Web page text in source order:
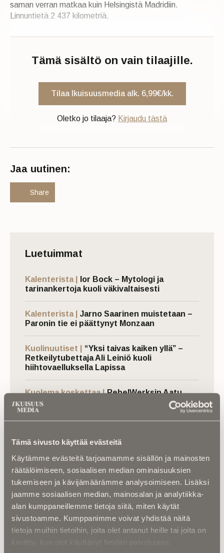
Tämä sivusto käyttää evästeitä
Käytämme evästeitä tarjoamamme sisällön ja mainosten
räätälöimiseen, sosiaalisen median ominaisuuksien
tukemiseen ja kävijämäärämme analysoimiseen. Lisäksi
jaamme sosiaalisen median, mainosalan ja analytiikka-
alan kumppaneillemme tietoja siitä, miten käytät
sivustoamme. Kumppanimme voivat yhdistää näitä
tietoja muihin tietoihin, joita olet antanut heille tai joita on
saman verran matkaa kuin Helsingistä Madridiin.
Linnuntietä 2 437 kilometriä.
Tämä sisältö on vain tilaajille.
Tilaa Ikuisuusmedia alk. 6,99€/kk.
Oletko jo tilaaja? Kirjaudu tästä
Jaa uutinen:
Share
Luetuimmat
Kalenterista |
Ior Bock – Mytologi ja
tarinankertoja kuoli väkivaltaisesti
Kalenterista |
Jarno Saarinen muistetaan –
Paronin tie ei päättynyt Monzaan
Kuolinuutiset |
“Yksi taivas kaiken yllä” –
Retkeilytubettaja Ali Leiniö kuoli
hiihtovaelluksella Lapissa
Kuolema koskettaa | RebelWerksin Aatu
Turpeinen rakentaa romuista muistoja –
“Mulla on ihan kiire elää”
Ukrainassa – ”Uuden ajan suomalainen
sankari ja sankarivainaja”